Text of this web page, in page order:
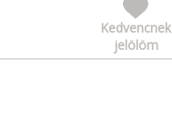
Kedvencnek
jelölöm